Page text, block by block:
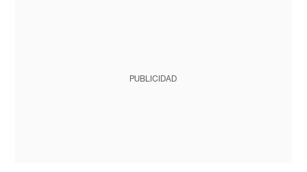
PUBLICIDAD